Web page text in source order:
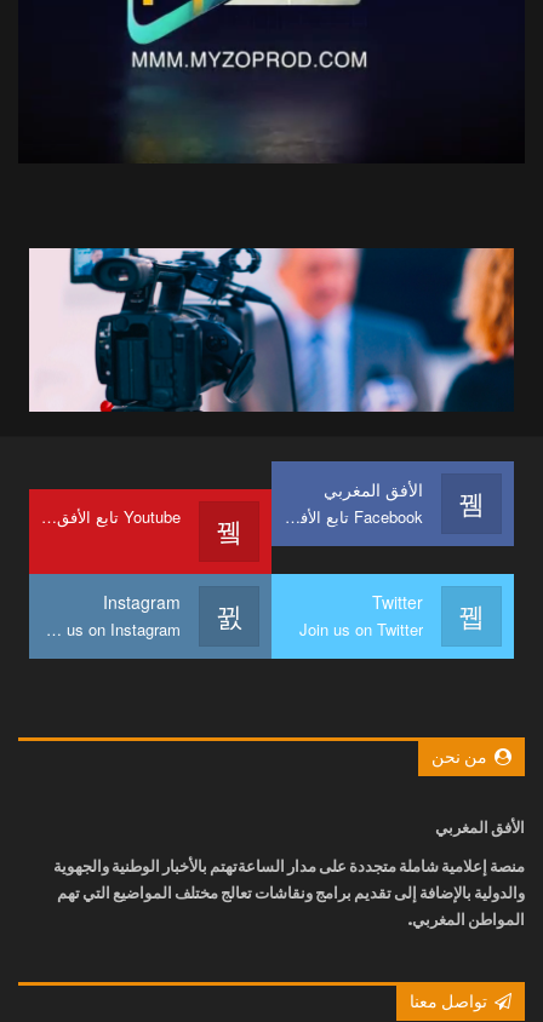
الأفق المغربي
Facebook تابع الأفق المغربي على Youtube تابع الأفق المغربي على
Twitter
Join us on Twitter
Instagram
Join us on Instagram
من نحن
الأفق المغربي
منصة إعلامية شاملة متجددة على مدار الساعةتهتم بالأخبار الوطنية والجهوية
والدولية بالإضافة إلى تقديم برامج ونقاشات تعالج مختلف المواضيع التي تهم
المواطن المغربي.
تواصل معنا